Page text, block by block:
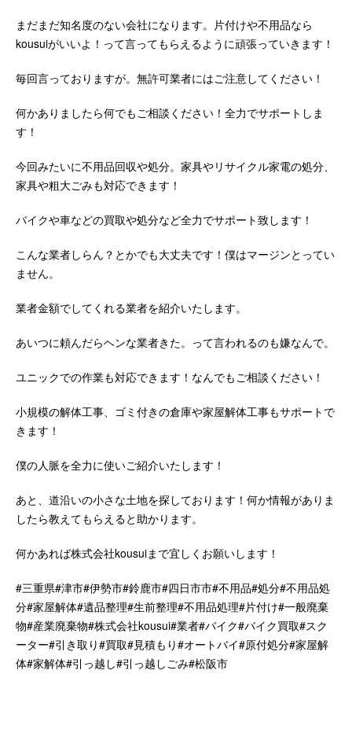
まだまだ知名度のない会社になります。片付けや不用品なら
kousuiがいいよ！って言ってもらえるように頑張っていきます！
毎回言っておりますが。無許可業者にはご注意してください！
何かありましたら何でもご相談ください！全力でサポートしま
す！
今回みたいに不用品回収や処分。家具やリサイクル家電の処分、
家具や粗大ごみも対応できます！
バイクや車などの買取や処分など全力でサポート致します！
こんな業者しらん？とかでも大丈夫です！僕はマージンとってい
ません。
業者金額でしてくれる業者を紹介いたします。
あいつに頼んだらヘンな業者きた。って言われるのも嫌なんで。
ユニックでの作業も対応できます！なんでもご相談ください！
小規模の解体工事、ゴミ付きの倉庫や家屋解体工事もサポートで
きます！
僕の人脈を全力に使いご紹介いたします！
あと、道沿いの小さな土地を探しております！何か情報がありま
したら教えてもらえると助かります。
何かあれば株式会社kousuiまで宜しくお願いします！
#三重県#津市#伊勢市#鈴鹿市#四日市市#不用品#処分#不用品処
分#家屋解体#遺品整理#生前整理#不用品処理#片付け#一般廃棄
物#産業廃棄物#株式会社kousui#業者#バイク#バイク買取#スク
ーター#引き取り#買取#見積もり#オートバイ#原付処分#家屋解
体#家解体#引っ越し#引っ越しごみ#松阪市